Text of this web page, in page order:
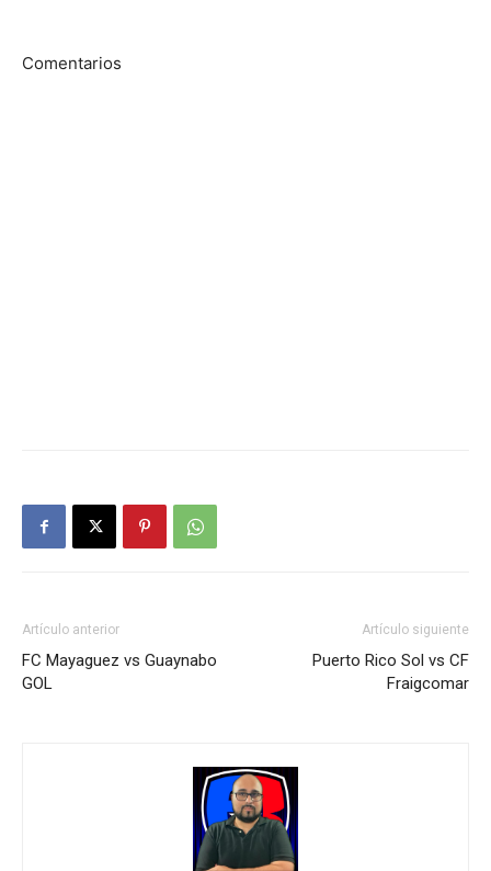
Comentarios
Artículo anterior
FC Mayaguez vs Guaynabo
GOL
Artículo siguiente
Puerto Rico Sol vs CF
Fraigcomar